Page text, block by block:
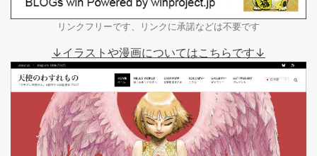
リンクフリーです、リンクに承諾などは不要です
↓イラストや漫画についてはこちらです↓